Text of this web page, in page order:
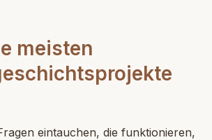
meisten
eintauchen, die funktionieren,